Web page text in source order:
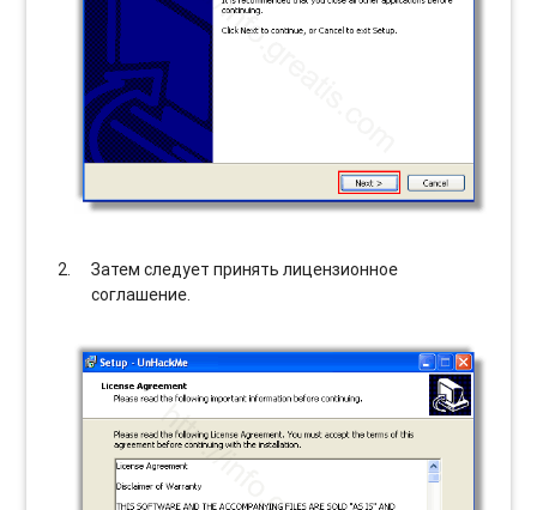
Затем следует принять лицензионное
соглашение.